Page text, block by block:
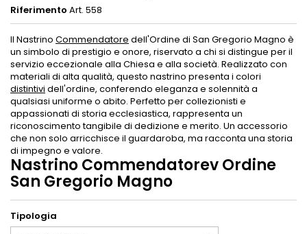
Riferimento Art. 558
Il Nastrino Commendatore dell'Ordine di San Gregorio Magno è
un simbolo di prestigio e onore, riservato a chi si distingue per il
servizio eccezionale alla Chiesa e alla società. Realizzato con
materiali di alta qualità, questo nastrino presenta i colori
distintivi dell'ordine, conferendo eleganza e solennità a
qualsiasi uniforme o abito. Perfetto per collezionisti e
appassionati di storia ecclesiastica, rappresenta un
riconoscimento tangibile di dedizione e merito. Un accessorio
che non solo arricchisce il guardaroba, ma racconta una storia
di impegno e valore.
Nastrino Commendatorev Ordine
San Gregorio Magno
Tipologia